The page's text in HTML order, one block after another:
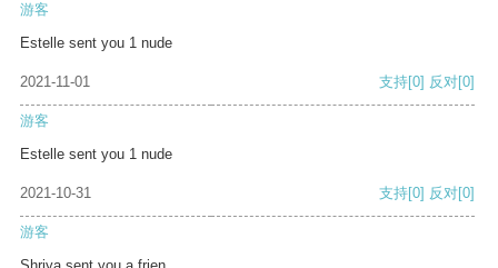
游客
Estelle sent you 1 nude
2021-11-01 支持[0] 反对[0]
游客
Estelle sent you 1 nude
2021-10-31 支持[0] 反对[0]
游客